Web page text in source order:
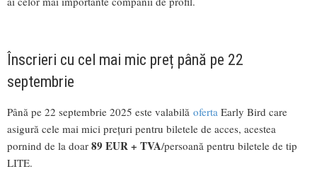
Înscrieri cu cel mai mic preț până pe 22
septembrie
Până pe 22 septembrie 2025 este valabilă oferta Early Bird care
asigură cele mai mici prețuri pentru biletele de acces, acestea
pornind de la doar 89 EUR + TVA/persoană pentru biletele de tip
LITE.